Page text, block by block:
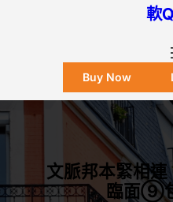
軟
Buy Now
文脈邦本緊相
臨面⑨